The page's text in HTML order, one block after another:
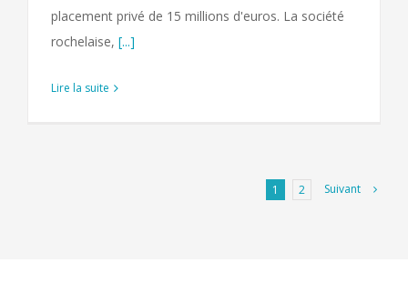
placement privé de 15 millions d'euros. La société
rochelaise, [...]
Lire la suite
1 2 Suivant